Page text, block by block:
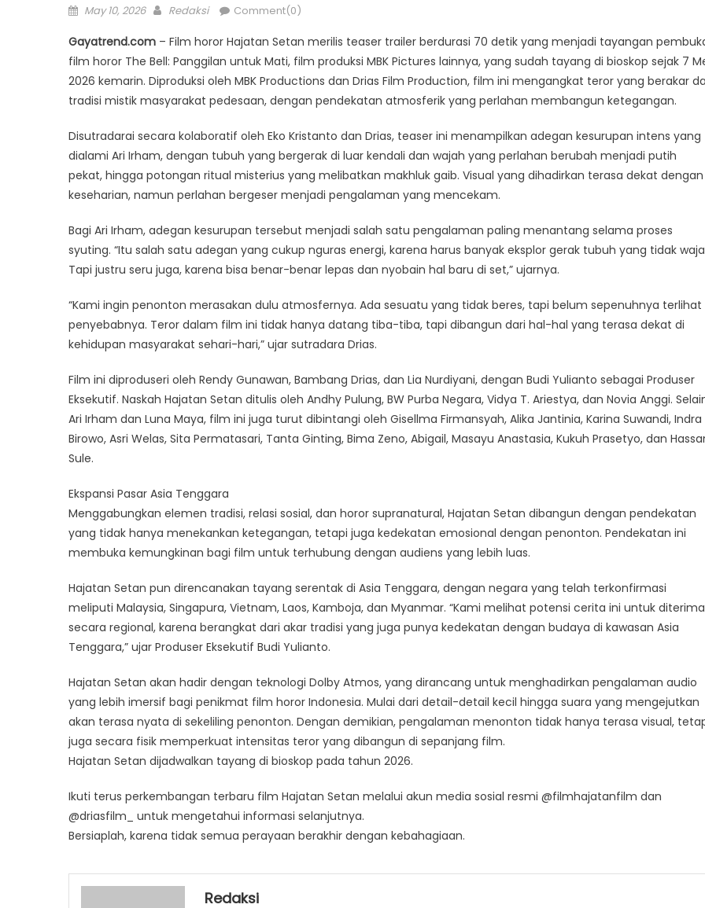
Posted
May 10, 2026 Author
Redaksi Comment(0)
Gayatrend.com – Film horor Hajatan Setan merilis teaser trailer berdurasi 70 detik yang menjadi tayangan
film horor The Bell: Panggilan untuk Mati, film produksi MBK Pictures lainnya, yang sudah tayang di bioskop sejak 7
2026 kemarin. Diproduksi oleh MBK Productions dan Drias Film Production, film ini mengangkat teror yang berakar
tradisi mistik masyarakat pedesaan, dengan pendekatan atmosferik yang perlahan membangun ketegangan.
Disutradarai secara kolaboratif oleh Eko Kristanto dan Drias, teaser ini menampilkan adegan kesurupan intens yang
dialami Ari Irham, dengan tubuh yang bergerak di luar kendali dan wajah yang perlahan berubah menjadi putih
pekat, hingga potongan ritual misterius yang melibatkan makhluk gaib. Visual yang dihadirkan terasa dekat dengan
keseharian, namun perlahan bergeser menjadi pengalaman yang mencekam.
Bagi Ari Irham, adegan kesurupan tersebut menjadi salah satu pengalaman paling menantang selama proses
syuting. “Itu salah satu adegan yang cukup nguras energi, karena harus banyak eksplor gerak tubuh yang tidak
Tapi justru seru juga, karena bisa benar-benar lepas dan nyobain hal baru di set,” ujarnya.
“Kami ingin penonton merasakan dulu atmosfernya. Ada sesuatu yang tidak beres, tapi belum sepenuhnya terlihat
penyebabnya. Teror dalam film ini tidak hanya datang tiba-tiba, tapi dibangun dari hal-hal yang terasa dekat di
kehidupan masyarakat sehari-hari,” ujar sutradara Drias.
Film ini diproduseri oleh Rendy Gunawan, Bambang Drias, dan Lia Nurdiyani, dengan Budi Yulianto sebagai Produser
Eksekutif. Naskah Hajatan Setan ditulis oleh Andhy Pulung, BW Purba Negara, Vidya T. Ariestya, dan Novia Anggi.
Ari Irham dan Luna Maya, film ini juga turut dibintangi oleh Gisellma Firmansyah, Alika Jantinia, Karina Suwandi, Indra
Birowo, Asri Welas, Sita Permatasari, Tanta Ginting, Bima Zeno, Abigail, Masayu Anastasia, Kukuh Prasetyo, dan
Sule.
Ekspansi Pasar Asia Tenggara
Menggabungkan elemen tradisi, relasi sosial, dan horor supranatural, Hajatan Setan dibangun dengan pendekatan
yang tidak hanya menekankan ketegangan, tetapi juga kedekatan emosional dengan penonton. Pendekatan ini
membuka kemungkinan bagi film untuk terhubung dengan audiens yang lebih luas.
Hajatan Setan pun direncanakan tayang serentak di Asia Tenggara, dengan negara yang telah terkonfirmasi
meliputi Malaysia, Singapura, Vietnam, Laos, Kamboja, dan Myanmar. “Kami melihat potensi cerita ini untuk diterima
secara regional, karena berangkat dari akar tradisi yang juga punya kedekatan dengan budaya di kawasan Asia
Tenggara,” ujar Produser Eksekutif Budi Yulianto.
Hajatan Setan akan hadir dengan teknologi Dolby Atmos, yang dirancang untuk menghadirkan pengalaman audio
yang lebih imersif bagi penikmat film horor Indonesia. Mulai dari detail-detail kecil hingga suara yang mengejutkan
akan terasa nyata di sekeliling penonton. Dengan demikian, pengalaman menonton tidak hanya terasa visual,
juga secara fisik memperkuat intensitas teror yang dibangun di sepanjang film.
Hajatan Setan dijadwalkan tayang di bioskop pada tahun 2026.
Ikuti terus perkembangan terbaru film Hajatan Setan melalui akun media sosial resmi @filmhajatanfilm dan
@driasfilm_ untuk mengetahui informasi selanjutnya.
Bersiaplah, karena tidak semua perayaan berakhir dengan kebahagiaan.
Redaksi